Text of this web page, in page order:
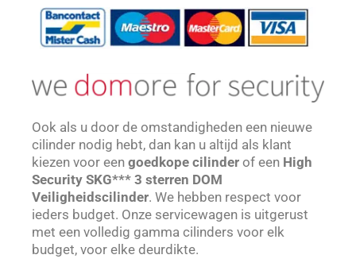
Ook als u door de omstandigheden een nieuwe
cilinder nodig hebt, dan kan u altijd als klant
kiezen voor een goedkope cilinder of een High
Security SKG*** 3 sterren DOM
Veiligheidscilinder. We hebben respect voor
ieders budget. Onze servicewagen is uitgerust
met een volledig gamma cilinders voor elk
budget, voor elke deurdikte.